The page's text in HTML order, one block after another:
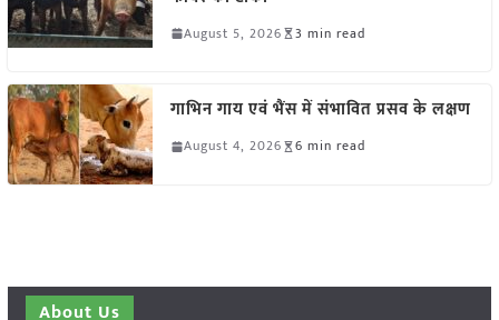
August 5, 2026 3 min read
गाभिन गाय एवं भैंस में संभावित प्रसव के लक्षण
August 4, 2026 6 min read
About Us